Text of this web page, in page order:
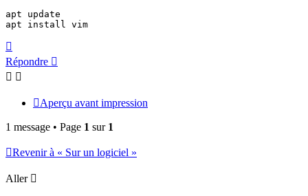
apt update
apt install vim
Répondre
Aperçu avant impression
1 message • Page 1 sur 1
Revenir à « Sur un logiciel »
Aller